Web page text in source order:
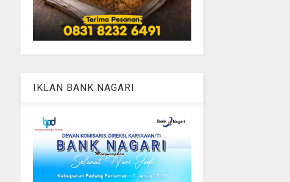
IKLAN BANK NAGARI